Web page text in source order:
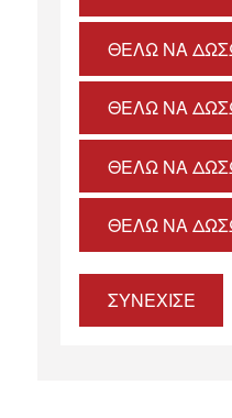
ΘΈΛΩ ΝΑ
ΘΈΛΩ ΝΑ
ΘΈΛΩ ΝΑ
ΘΈΛΩ ΝΑ
ΣΥΝΕΧΙΣΕ